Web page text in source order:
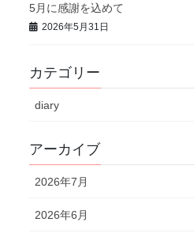
5月に感謝を込めて
2026年5月31日
カテゴリー
diary
アーカイブ
2026年7月
2026年6月